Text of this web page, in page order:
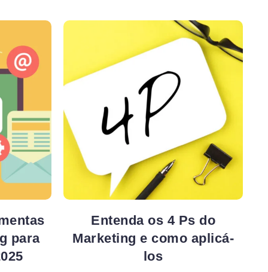
para
Entenda os 4 Ps do
Marketing e como aplicá-
los